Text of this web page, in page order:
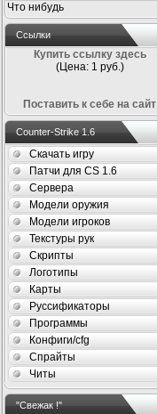
Что нибудь
Ссылки
Купить ссылку здесь
(Цена: 1 руб.)
Поставить к себе на сайт
Counter-Strike 1.6
Скачать игру
Патчи для CS 1.6
Сервера
Модели оружия
Модели игроков
Текстуры рук
Скрипты
Логотипы
Карты
Руссификаторы
Программы
Конфиги/cfg
Спрайты
Читы
"Свежак !"